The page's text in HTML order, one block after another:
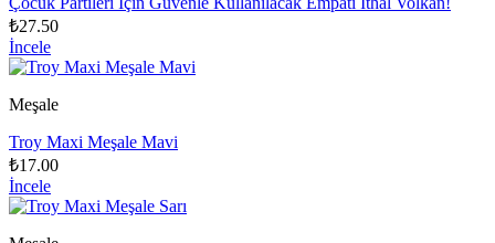
₺27.50
İncele
Meşale
Troy Maxi Meşale Mavi
₺17.00
İncele